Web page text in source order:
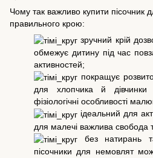
Чому так важливо купити пісочник
правильного крою:
зручний крій
обмежує дитину під час
активностей;
покращує
для хлопчика й дівчинки
фізіологічні особливості
ідеальний для
для малечі важлива свобода
без натирань
пісочники для немовлят